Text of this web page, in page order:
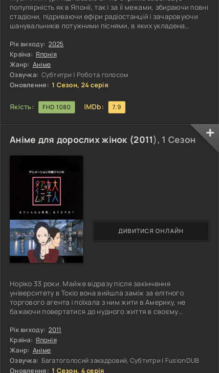
популярність як в Японії, так і за її межами, збираючи повні
стадіони, підриваючи ефіри радіостанцій і зачаровуючи
шанувальників потужними піснями, в яких укладена
блискучими вогнями, сценічними костюмами і
посмішками ховається таємниця, відома лише обраним:
насправді учасники колективу є героями, які ведуть
таємну боротьбу проти загадкового лиха, що загрожує
знищити людство. Їх сцена стає не тільки
Рік виходу: 2025
Країна: Японія
Жанр: Аніме
Озвучка: Субтитри | Робота голосом
Оновлення: 1 Сезон, 24 серія
Якість: FHD 1080 IMDb: 7.9
Аніме для дорослих жінок (2011), 1 Сезон
Норіко 33 роки. Майже відразу після закінчення
університету в Токіо вона вийшла заміж за елітного
торгового агента і поїхала з ним жити в Америку, не
бажаючи повертатися до нудного життя в своєму
дізналася, що вагітна. Здавалося б, збулося все, про що
можна було тільки мріяти, але щасливою від цього Норіко
так і не стала. Тепер, через 5 років, вона разом із сином
приїхала відвідати рідних, де спогади про минуле і людину
з тонкими чарівними
Рік виходу: 2011
Країна: Японія
Жанр: Аніме
Озвучка: Багатоголосий закадровий, Cубтитри | FusionDUB
Оновлення: 1 Сезон, 4 серія
ДИВИТИСЯ ОНЛАЙН